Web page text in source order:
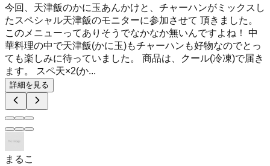
今回、天津飯のかに玉あんかけと、チャーハンがミックスし
たスペシャル天津飯のモニターに参加させて 頂きました。
このメニューってありそうでなかなか無いんですよね！ 中
華料理の中で天津飯(かに玉)もチャーハンも好物なのでとっ
ても楽しみに待っていました。 商品は、クール(冷凍)で届き
ます。 スペ天×2(か...
詳細を見る
まるこ